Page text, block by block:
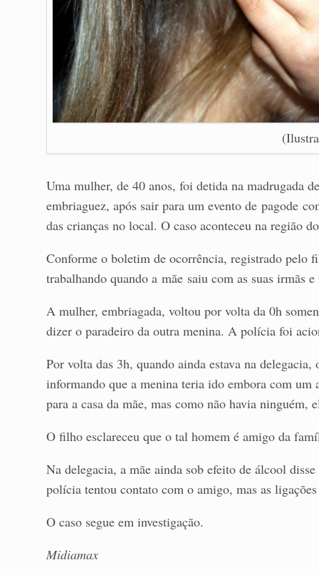
Uma mulher, de 40 anos, foi detida na madrugada
embriaguez, após sair para um evento de pagode
das crianças no local. O caso aconteceu na região
Conforme o boletim de ocorrência, registrado pelo
trabalhando quando a mãe saiu com as suas irmãs
A mulher, embriagada, voltou por volta da 0h
dizer o paradeiro da outra menina. A polícia foi
Por volta das 3h, quando ainda estava na
informando que a menina teria ido embora com
para a casa da mãe, mas como não havia ninguém,
O filho esclareceu que o tal homem é amigo da
Na delegacia, a mãe ainda sob efeito de álcool
polícia tentou contato com o amigo, mas as
O caso segue em investigação.
Midiamax